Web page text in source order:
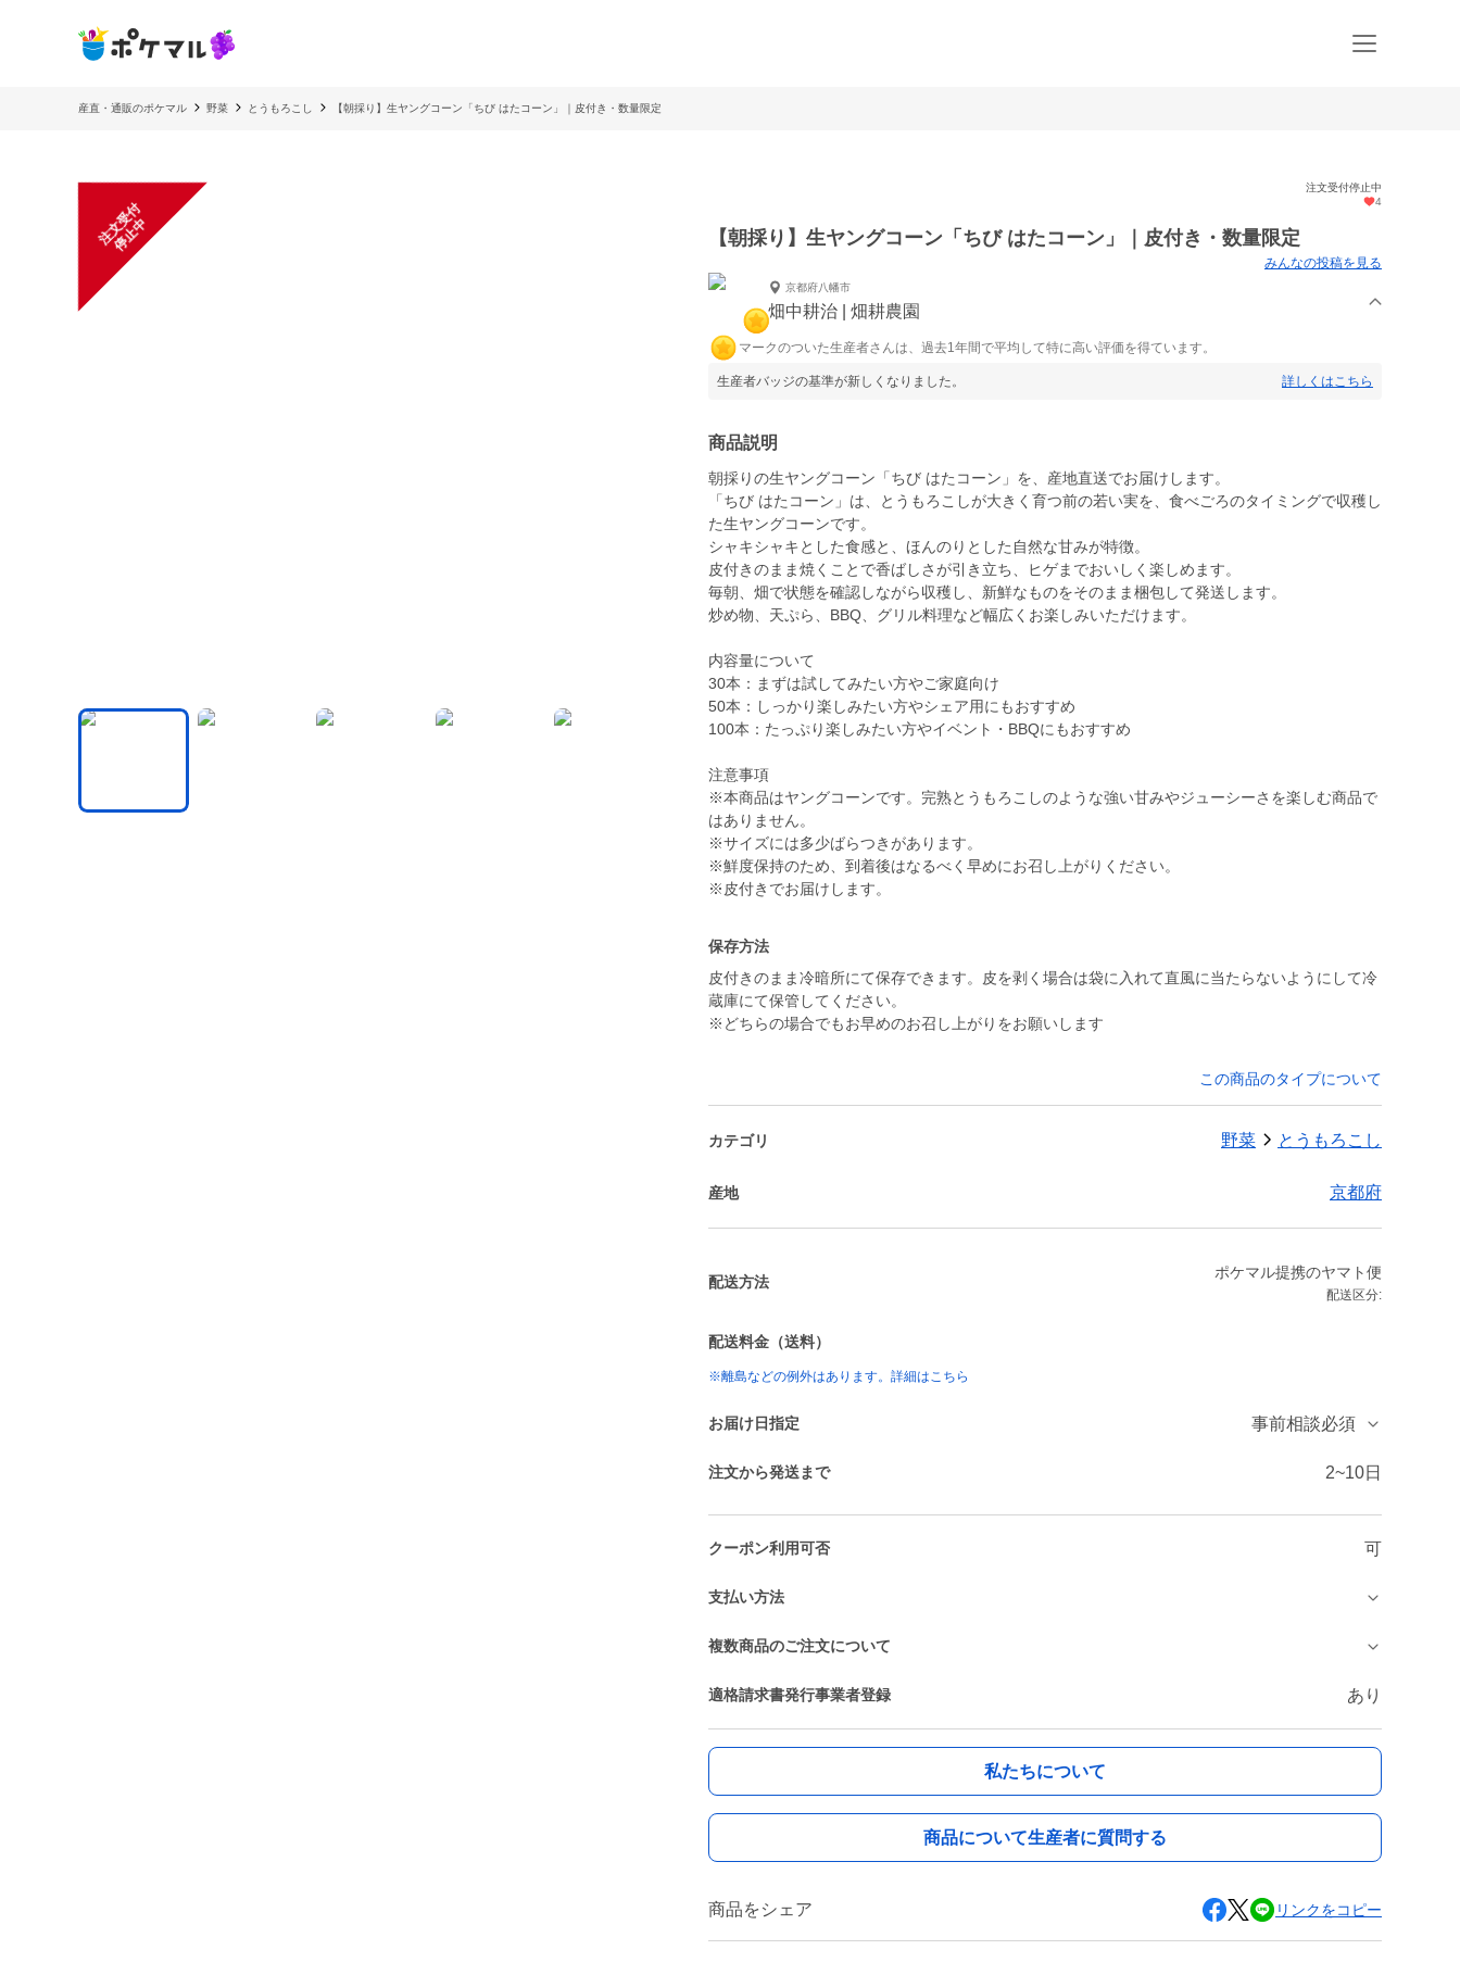
産直・通販のポケマル 野菜 とうもろこし 【朝採り】生ヤングコーン「ちび はたコーン」｜皮付き・数量限定
注
文
受
付
停
止
中
注文受付停止中
4
【朝採り】生ヤングコーン「ちび はたコーン」｜皮付き・数量限定
みんなの投稿を見る
京都府八幡市
畑中耕治 | 畑耕農園
マークのついた生産者さんは、過去1年間で平均して特に高い評価を得ています。
生産者バッジの基準が新しくなりました。 詳しくはこちら
商品説明
朝採りの生ヤングコーン「ちび はたコーン」を、産地直送でお届けします。
「ちび はたコーン」は、とうもろこしが大きく育つ前の若い実を、食べごろのタイミングで収穫し
た生ヤングコーンです。
シャキシャキとした食感と、ほんのりとした自然な甘みが特徴。
皮付きのまま焼くことで香ばしさが引き立ち、ヒゲまでおいしく楽しめます。
毎朝、畑で状態を確認しながら収穫し、新鮮なものをそのまま梱包して発送します。
炒め物、天ぷら、BBQ、グリル料理など幅広くお楽しみいただけます。
内容量について
30本：まずは試してみたい方やご家庭向け
50本：しっかり楽しみたい方やシェア用にもおすすめ
100本：たっぷり楽しみたい方やイベント・BBQにもおすすめ
注意事項
※本商品はヤングコーンです。完熟とうもろこしのような強い甘みやジューシーさを楽しむ商品で
はありません。
※サイズには多少ばらつきがあります。
※鮮度保持のため、到着後はなるべく早めにお召し上がりください。
※皮付きでお届けします。
保存方法
皮付きのまま冷暗所にて保存できます。皮を剥く場合は袋に入れて直風に当たらないようにして冷
蔵庫にて保管してください。
※どちらの場合でもお早めのお召し上がりをお願いします
この商品のタイプについて
カテゴリ 野菜 とうもろこし
産地 京都府
配送方法
ポケマル提携のヤマト便
配送区分:
配送料金（送料）
※離島などの例外はあります。詳細はこちら
お届け日指定 事前相談必須
注文から発送まで 2~10日
クーポン利用可否 可
支払い方法
複数商品のご注文について
適格請求書発行事業者登録 あり
私たちについて
商品について生産者に質問する
商品をシェア リンクをコピー